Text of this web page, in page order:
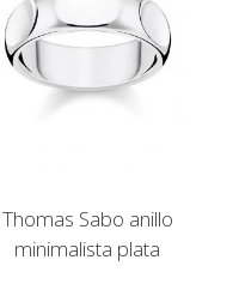
Thomas Sabo anillo
minimalista plata